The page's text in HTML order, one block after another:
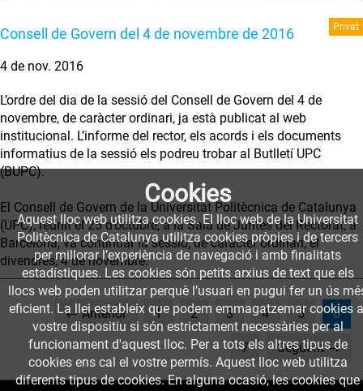
Consell de Govern del 4 de novembre de 2016 Privat
4 de nov. 2016
L’ordre del dia de la sessió del Consell de Govern del 4 de
novembre, de caràcter ordinari, ja està publicat al web
institucional. L’informe del rector, els acords i els documents
informatius de la sessió els podreu trobar al Butlletí UPC
(BUPC).
El Consell de Govern de la Universitat Politècnica de Catalunya
(UPC), reunit el 25 d’octubre, a la Sala de Juntes del Rectorat, a
Barcelona, va continuar la sessió, de caràcter ordinari, el
divendres, 4 de novembre.
← Anterior 1 2 3 4 5 6
7 Següent →
Cookies
Aquest lloc web utilitza cookies. El lloc web de la Universitat
Politècnica de Catalunya utilitza cookies pròpies i de tercers
per millorar l’experiència de navegació i amb finalitats
estadístiques. Les cookies són petits arxius de text que els
llocs web poden utilitzar perquè l’usuari en pugui fer un ús
eficient. La llei estableix que podem emmagatzemar cookies
vostre dispositiu si són estrictament necessàries per al
funcionament d'aquest lloc. Per a tots els altres tipus de
cookies ens cal el vostre permís. Aquest lloc web utilitza
diferents tipus de cookies. En alguna ocasió, les cookies que